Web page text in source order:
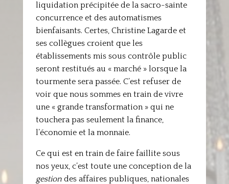
liquidation précipitée de la sacro-sainte
concurrence et des automatismes
bienfaisants. Certes, Christine Lagarde et
ses collègues croient que les
établissements mis sous contrôle public
seront restitués au « marché » lorsque la
tourmente sera passée. C’est refuser de
voir que nous sommes en train de vivre
une « grande transformation » qui ne
touchera pas seulement la finance,
l’économie et la monnaie.
Ce qui est en train de faire faillite sous
nos yeux, c’est toute une conception de la
gestion des affaires publiques, nationales